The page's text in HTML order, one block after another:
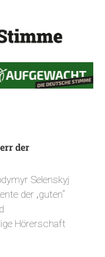
der
Selenskyj
der „guten“
Hörerschaft